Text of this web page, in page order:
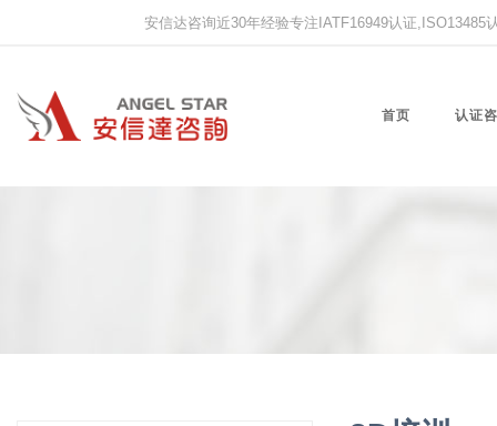
安信达咨询近30年经验专注IATF16949认证
首页 认证